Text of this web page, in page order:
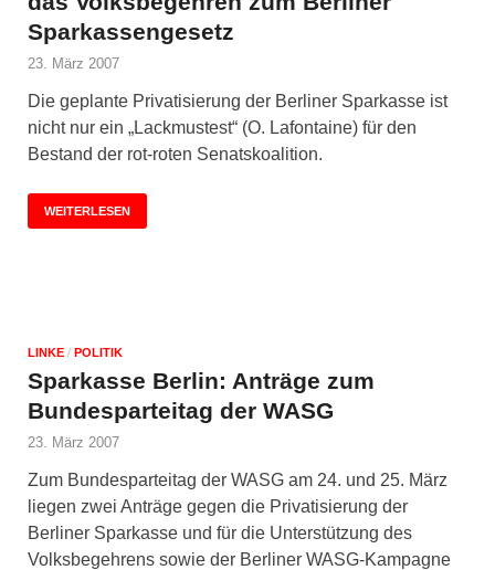
Sparkassengesetz
23. März 2007
Die geplante Privatisierung der Berliner Sparkasse ist
nicht nur ein „Lackmustest“ (O. Lafontaine) für den
Bestand der rot-roten Senatskoalition.
WEITERLESEN
LINKE / POLITIK
Sparkasse Berlin: Anträge zum
Bundesparteitag der WASG
23. März 2007
Zum Bundesparteitag der WASG am 24. und 25. März
liegen zwei Anträge gegen die Privatisierung der
Berliner Sparkasse und für die Unterstützung des
Volksbegehrens sowie der Berliner WASG-Kampagne